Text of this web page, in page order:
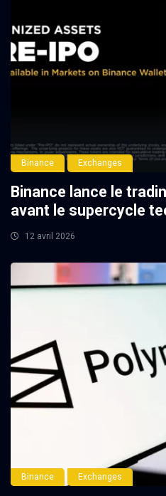
Binance Exchanges
Binance lance le
avant le supercycle
12 avril 2026
Binance Exchanges